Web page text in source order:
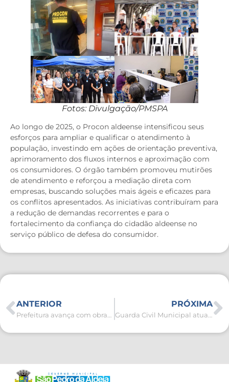
Fotos: Divulgação/PMSPA
Ao longo de 2025, o Procon aldeense intensificou seus
esforços para ampliar e qualificar o atendimento à
população, investindo em ações de orientação preventiva,
aprimoramento dos fluxos internos e aproximação com
os consumidores. O órgão também promoveu mutirões
de atendimento e reforçou a mediação direta com
empresas, buscando soluções mais ágeis e eficazes para
os conflitos apresentados. As iniciativas contribuíram para
a redução de demandas recorrentes e para o
fortalecimento da confiança do cidadão aldeense no
serviço público de defesa do consumidor.
ANTERIOR PRÓXIMA